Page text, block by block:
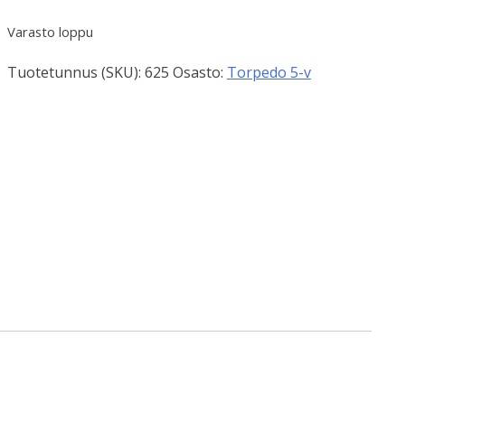
Varasto loppu
Tuotetunnus (SKU): 625 Osasto: Torpedo 5-v